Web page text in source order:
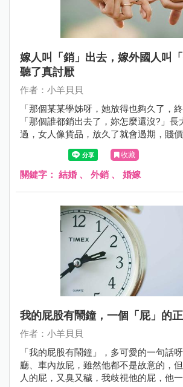
嫁人叫「銷」出去，嫁外國人叫
聽了真討厭
作者：小羊貝貝
「那個某某學姊呀，她放得也夠久了，
「那個誰都銷出去了，妳怎麼還沒?」
過，女人像貨品，放久了就會過期，賤
「銷」不出去才最慘。這些歧視的字眼
上個世代的長輩，更令人不悅的是，也
六、七年級世代中。
收藏
關鍵字： 結婚 、 外銷 、 婚嫁
我的屁股有鬧鐘，一個「屁」的
作者：小羊貝貝
「我的屁股有鬧鐘」，多可愛的一句話
廳、車內放屁，雖然他都不是故意的，
人的屁，又臭又穢，我歧視他的屁，他